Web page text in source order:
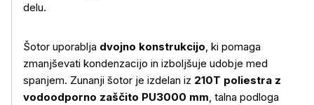
delu.
Šotor uporablja dvojno konstrukcijo, ki pomaga
zmanjševati kondenzacijo in izboljšuje udobje med
spanjem. Zunanji šotor je izdelan iz 210T poliestra z
vodoodporno zaščito PU3000 mm, talna podloga